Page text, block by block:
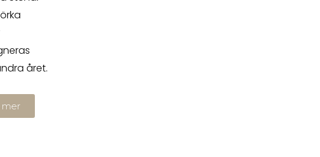
året.
mer